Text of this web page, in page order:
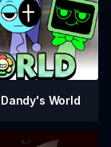
World